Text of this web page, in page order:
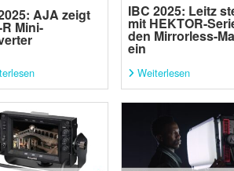
AJA zeigt
Mini-
IBC 2025: Leitz
mit HEKTOR-
den Mirrorless-
ein
Weiterlesen